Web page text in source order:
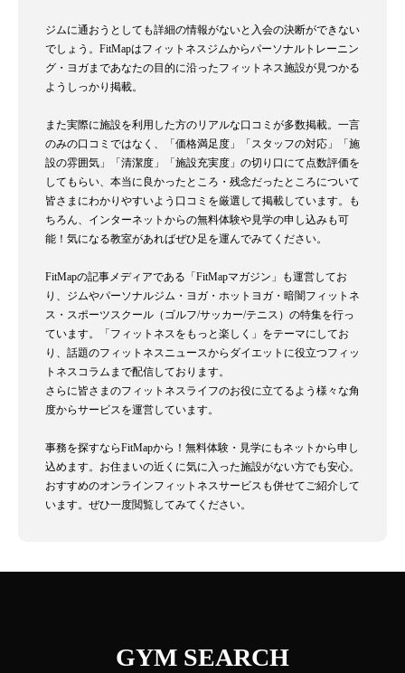
ジムに通おうとしても詳細の情報がないと入会の決断ができない
でしょう。FitMapはフィットネスジムからパーソナルトレーニン
グ・ヨガまであなたの目的に沿ったフィットネス施設が見つかる
ようしっかり掲載。
また実際に施設を利用した方のリアルな口コミが多数掲載。一言
のみの口コミではなく、「価格満足度」「スタッフの対応」「施
設の雰囲気」「清潔度」「施設充実度」の切り口にて点数評価を
してもらい、本当に良かったところ・残念だったところについて
皆さまにわかりやすいよう口コミを厳選して掲載しています。も
ちろん、インターネットからの無料体験や見学の申し込みも可
能！気になる教室があればぜひ足を運んでみてください。
FitMapの記事メディアである「FitMapマガジン」も運営してお
り、ジムやパーソナルジム・ヨガ・ホットヨガ・暗闇フィットネ
ス・スポーツスクール（ゴルフ/サッカー/テニス）の特集を行っ
ています。「フィットネスをもっと楽しく」をテーマにしてお
り、話題のフィットネスニュースからダイエットに役立つフィッ
トネスコラムまで配信しております。
さらに皆さまのフィットネスライフのお役に立てるよう様々な角
度からサービスを運営しています。
事務を探すならFitMapから！無料体験・見学にもネットから申し
込めます。お住まいの近くに気に入った施設がない方でも安心。
おすすめのオンラインフィットネスサービスも併せてご紹介して
います。ぜひ一度閲覧してみてください。
GYM SEARCH